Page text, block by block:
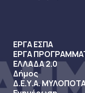
ΕΡΓΑ ΕΣΠΑ
ΕΡΓΑ
ΕΛΛΑΔΑ 2.0
Δήμος
Δ.Ε.Υ.Α.